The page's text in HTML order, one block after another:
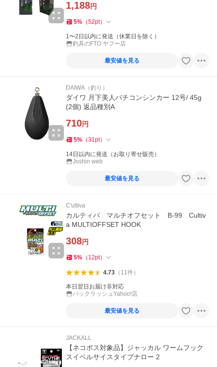
1,188円
5% （52pt）
1〜2日以内に発送（休業日を除く）
釣具のFTO ヤフー店
最安値を見る
DAIWA（釣り）
ダイワ 月下美人バチコンシンカー 12号/ 45g
(2個) 返品種別A
710円
5% （31pt）
14日以内に発送（お取り寄せ販売）
Joshin web
最安値を見る
C'ultiva
カルティバ マルチオフセット B-99 Cultiv
a MULTIOFFSET HOOK
308円
5% （ 12pt）
4.73（ 11件）
本日翌日お届け非対応
バックラッシュYahoo!店
最安値を見る
JACKALL
【ネコポス対象品】ジャッカル ワームフック
スイベルサイスタイプナロー 2